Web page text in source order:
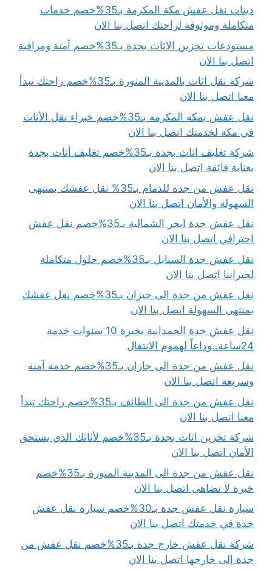
دينات نقل عفش مكة المكرمة بـ35%خصم خدمات
متكاملة وموثوقة لراحتك اتصل بنا الان
مستودعات تخزين الاثاث بجدة بـ35%خصم آمنة ومراقبة
اتصل بنا الان
شركة نقل اثاث بالمدينة المنورة بـ35%خصم راحتك تبدأ
معنا اتصل بنا الان
نقل عفش بمكه المكرمه بـ35%خصم خبراء نقل الأثاث
في مكة لخدمتك اتصل بنا الان
شركة تغليف اثاث بجدة بـ35%خصم تغليف أثاث بجدة
بعناية فائقة اتصل بنا الان
نقل عفش من جدة للدمام بـ35% نقل عفشك بمنتهى
السهولة والأمان اتصل بنا الان
نقل عفش جدة ابحر الشمالية بـ35%خصم نقل عفش
احترافي اتصل بنا الان
نقل عفش جدة السنابل بـ35%خصم حلول متكاملة
لجيراننا اتصل بنا الان
نقل عفش من جدة الى جيزان بـ35%خصم نقل عفشك
بمنتهى السهولة اتصل بنا الان
نقل عفش جدة الحمدانية بخبرة 10 سنوات خدمة
24ساعة..وداعاً لهموم الانتقال
نقل عفش من جدة الى جازان بـ35%خصم خدمة آمنة
وسريعة اتصل بنا الان
نقل عفش من جدة الى الطائف بـ35%خصم راحتك تبدأ
معنا اتصل بنا الان
شركة تخزين اثاث بجدة بـ35%خصم لأثاثك الذي يستحق
الأمان اتصل بنا الان
نقل عفش من جدة الى المدينة المنورة بـ35%خصم
خبرة لا تضاهى اتصل بنا الان
سيارة نقل عفش جدة بـ30%خصم سيارة نقل عفش
جدة في خدمتك اتصل بنا الان
شركة نقل عفش خارج جدة بـ35%خصم نقل عفش من
جدة إلى خارجها اتصل بنا الان